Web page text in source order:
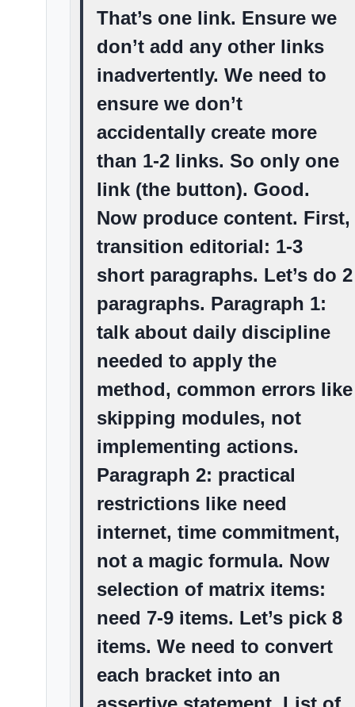
That’s one link. Ensure we
don’t add any other links
inadvertently. We need to
ensure we don’t
accidentally create more
than 1-2 links. So only one
link (the button). Good.
Now produce content. First,
transition editorial: 1-3
short paragraphs. Let’s do 2
paragraphs. Paragraph 1:
talk about daily discipline
needed to apply the
method, common errors like
skipping modules, not
implementing actions.
Paragraph 2: practical
restrictions like need
internet, time commitment,
not a magic formula. Now
selection of matrix items:
need 7-9 items. Let’s pick 8
items. We need to convert
each bracket into an